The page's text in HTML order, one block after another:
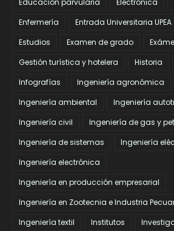
Enfermería
Entrada Universitaria UPEA
Estudios
Examen de grado
Gestión turística y hotelera
Historia
Infografías
Ingeniería agronómica
Ingeniería ambiental
Ingeniería
Ingeniería civil
Ingeniería de gas y
Ingeniería de sistemas
Ingeniería
Ingeniería electrónica
Ingeniería en producción empresarial
Ingeniería en Zootecnia e Industria
Ingeniería textil
Institutos